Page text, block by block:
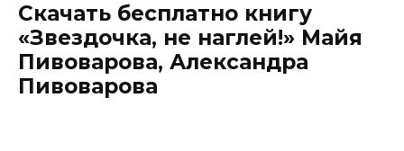
Скачать бесплатно книгу
«Звездочка, не наглей!» Майя
Пивоварова, Александра
Пивоварова